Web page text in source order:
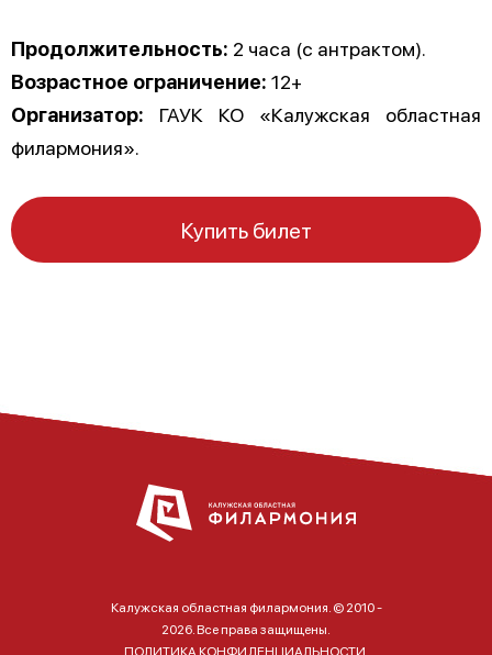
Продолжительность: 2 часа (с антрактом).
Возрастное ограничение: 12+
Организатор: ГАУК КО «Калужская областная
филармония».
Купить билет
Калужская областная филармония. © 2010 -
2026. Все права защищены.
ПОЛИТИКА КОНФИДЕНЦИАЛЬНОСТИ.